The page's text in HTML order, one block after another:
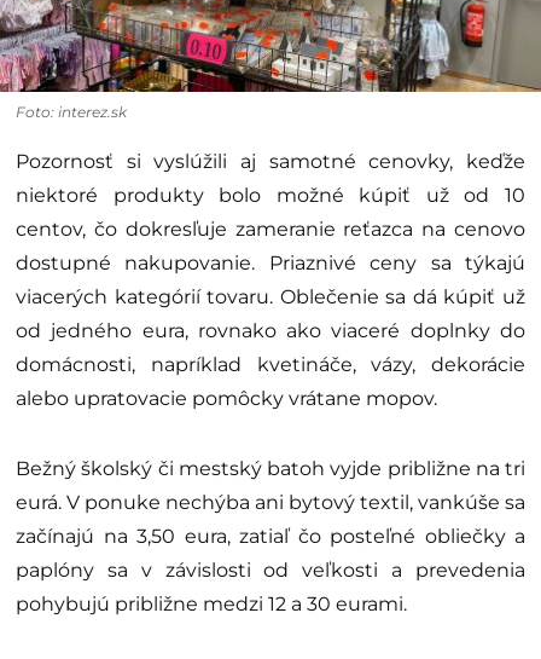
Foto: interez.sk
Pozornosť si vyslúžili aj samotné cenovky, keďže
niektoré produkty bolo možné kúpiť už od 10
centov, čo dokresľuje zameranie reťazca na cenovo
dostupné nakupovanie. Priaznivé ceny sa týkajú
viacerých kategórií tovaru. Oblečenie sa dá kúpiť už
od jedného eura, rovnako ako viaceré doplnky do
domácnosti, napríklad kvetináče, vázy, dekorácie
alebo upratovacie pomôcky vrátane mopov.
Bežný školský či mestský batoh vyjde približne na tri
eurá. V ponuke nechýba ani bytový textil, vankúše sa
začínajú na 3,50 eura, zatiaľ čo posteľné obliečky a
paplóny sa v závislosti od veľkosti a prevedenia
pohybujú približne medzi 12 a 30 eurami.